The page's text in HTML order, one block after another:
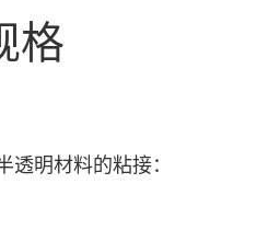
格
透明材料的粘接：